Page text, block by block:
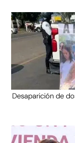
Desaparición de